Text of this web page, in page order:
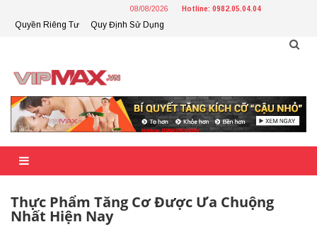
content
08/08/2026 Hotline: 0982.05.04.04
Quyền Riêng Tư Quy Định Sử Dụng
Thực Phẩm Tăng Cơ Được Ưa Chuộng
Nhất Hiện Nay